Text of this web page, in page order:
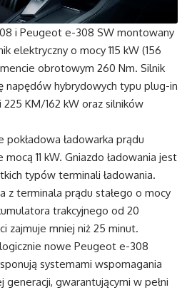
i Peugeot e-308 SW montowany
elektryczny o mocy 115 kW (156
obrotowym 260 Nm. Silnik
napędów hybrydowych typu plug-in
225 KM/162 kW oraz silników
ładowarka prądu
11 kW. Gniazdo ładowania jest
typów terminali ładowania.
z terminala prądu stałego o mocy
trakcyjnego od 20
zajmuje mniej niż 25 minut.
nowe Peugeot e-308
systemami wspomagania
generacji, gwarantującymi w pełni